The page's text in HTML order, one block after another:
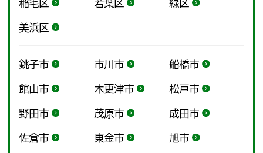
美浜区
銚子市 市川市
船橋市
館山市
木更津市
松戸市
野田市
茂原市
成田市
佐倉市
東金市
旭市